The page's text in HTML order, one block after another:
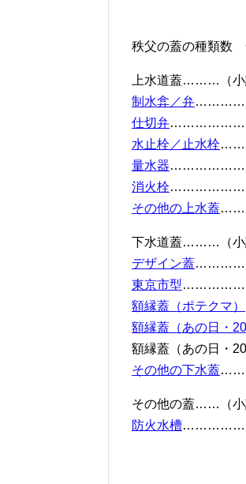
秩父の蓋の種類数
上水道蓋………（小
制水弇／弁
仕切弁
水止栓／止水栓
量水器
消火栓
その他の上水蓋
下水道蓋………（小
デザイン蓋
東京市型
額縁蓋（ポテクマ）
額縁蓋（あの日・
額縁蓋（あの日・
その他の下水蓋
その他の蓋……（小
防火水槽